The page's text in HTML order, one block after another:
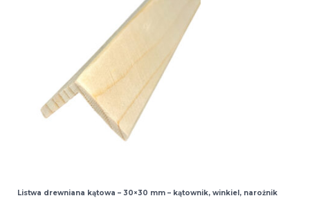
Listwa drewniana kątowa – 30×30 mm – kątownik, winkiel, narożnik